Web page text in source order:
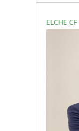
ELCHE CF